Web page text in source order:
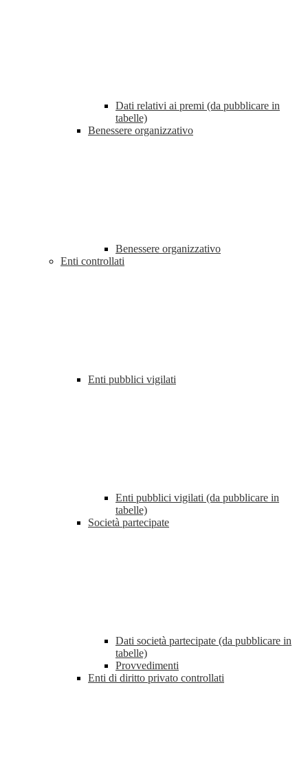
Dati relativi ai premi (da pubblicare in
tabelle)
Benessere organizzativo
Benessere organizzativo
Enti controllati
Enti pubblici vigilati
Enti pubblici vigilati (da pubblicare in
tabelle)
Società partecipate
Dati società partecipate (da pubblicare in
tabelle)
Provvedimenti
Enti di diritto privato controllati